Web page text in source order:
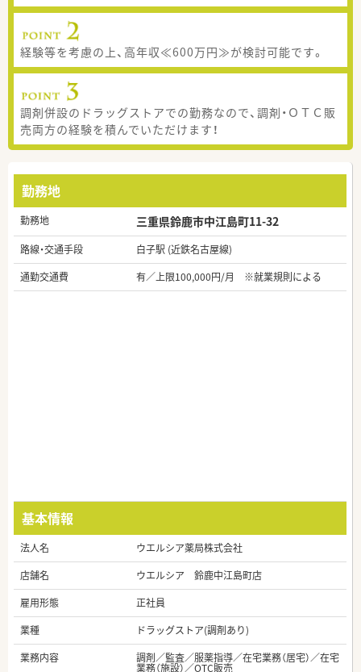
経験等を考慮の上、高年収≪600万円≫が検討可能です。
調剤併設のドラッグストアでの勤務なので、調剤・ＯＴＣ販
売両方の経験を積んでいただけます！
勤務地
勤務地 三重県鈴鹿市中江島町11-32
路線・交通手段
白子駅 (近鉄名古屋線)
通勤交通費
有／上限100,000円/月 ※就業規則による
基本情報
法人名
ウエルシア薬局株式会社
店舗名
ウエルシア 鈴鹿中江島町店
雇用形態
正社員
業種
ドラッグストア(調剤あり)
業務内容
調剤／監査／服薬指導／在宅業務（居宅）／在宅
業務（施設）／OTC販売